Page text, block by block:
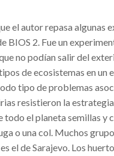
el autor repasa algunas
BIOS 2. Fue un
no podían salir del
de ecosistemas en un
tipo de problemas
resistieron la
el planeta semillas y
o una col. Muchos
el de Sarajevo. Los